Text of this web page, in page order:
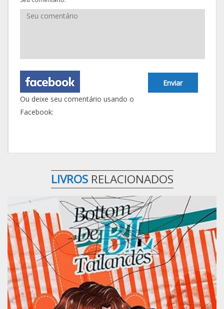
Enviar
Ou deixe seu comentário usando o
Facebook:
LIVROS RELACIONADOS